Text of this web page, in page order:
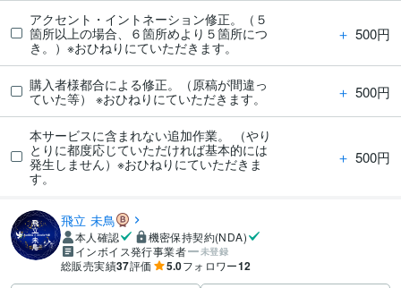
アクセント・イントネーション修正。（５
箇所以上の場合、６箇所めより５箇所につ
き。）※おひねりにていただきます。
＋ 500円
購入者様都合による修正。（原稿が間違っ
ていた等） ※おひねりにていただきます。
＋ 500円
本サービスに含まれない追加作業。 （やり
とりに都度応じていただければ基本的には
発生しません）※おひねりにていただきま
す。
＋ 500円
飛立 未鳥
本人確認
機密保持契約(NDA)
インボイス発行事業者
未登録
総販売実績37評価 5.0フォロワー12